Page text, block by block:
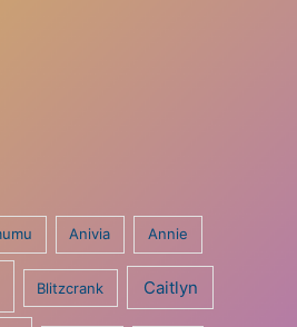
Anivia Annie
Blitzcrank Caitlyn